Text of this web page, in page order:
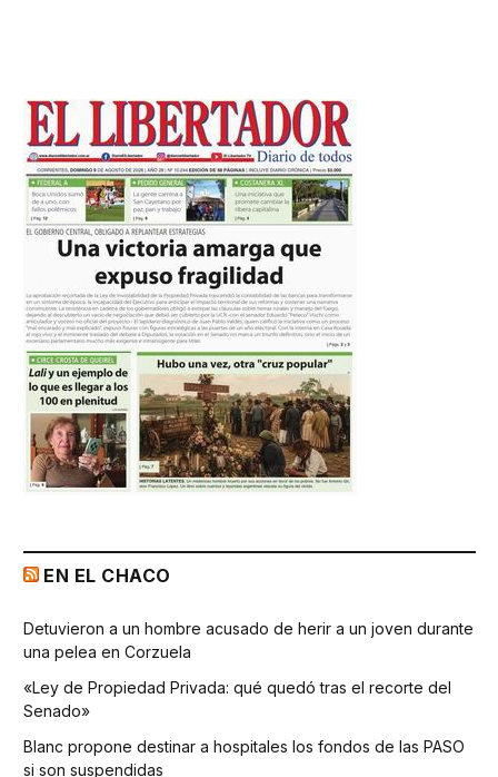
EN EL CHACO
Detuvieron a un hombre acusado de herir a un joven durante
una pelea en Corzuela
«Ley de Propiedad Privada: qué quedó tras el recorte del
Senado»
Blanc propone destinar a hospitales los fondos de las PASO
si son suspendidas